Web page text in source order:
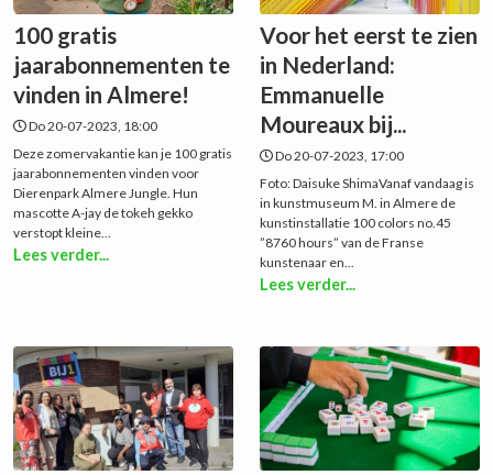
100 gratis
jaarabonnementen te
vinden in Almere!
Do 20-07-2023, 18:00
Deze zomervakantie kan je 100 gratis
jaarabonnementen vinden voor
Dierenpark Almere Jungle. Hun
mascotte A-jay de tokeh gekko
verstopt kleine...
Lees verder...
Voor het eerst te zien
in Nederland:
Emmanuelle
Moureaux bij...
Do 20-07-2023, 17:00
Foto: Daisuke ShimaVanaf vandaag is
in kunstmuseum M. in Almere de
kunstinstallatie 100 colors no.45
”8760 hours” van de Franse
kunstenaar en...
Lees verder...